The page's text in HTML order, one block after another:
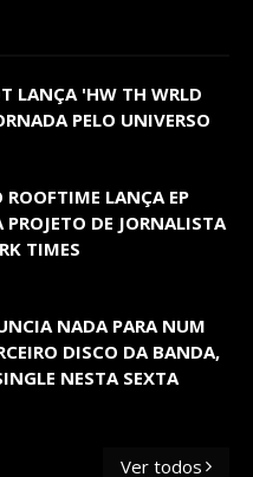
LANÇA 'HW TH WRLD
PELO UNIVERSO
ROOFTIME LANÇA EP
PROJETO DE JORNALISTA
TIMES
NADA PARA NUM
DISCO DA BANDA,
NESTA SEXTA
Ver todos